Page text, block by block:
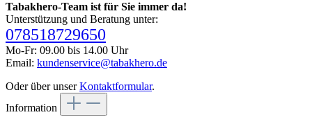
Tabakhero-Team ist für Sie immer da!
Unterstützung und Beratung unter:
078518729650
Mo-Fr: 09.00 bis 14.00 Uhr
Email: kundenservice@tabakhero.de
Oder über unserKontaktformular.
Information